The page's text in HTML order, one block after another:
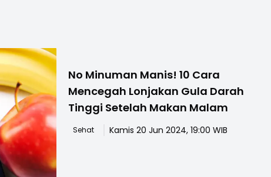
No Minuman Manis! 10 Cara
Mencegah Lonjakan Gula Darah
Tinggi Setelah Makan Malam
Sehat Kamis 20 Jun 2024, 19:00 WIB